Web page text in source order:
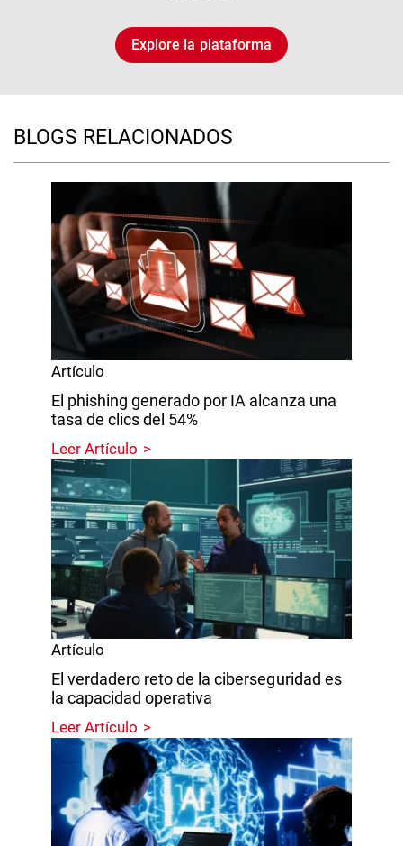
Explore la plataforma
BLOGS RELACIONADOS
Artículo
El phishing generado por IA alcanza una
tasa de clics del 54%
Leer Artículo
Artículo
El verdadero reto de la ciberseguridad es
la capacidad operativa
Leer Artículo